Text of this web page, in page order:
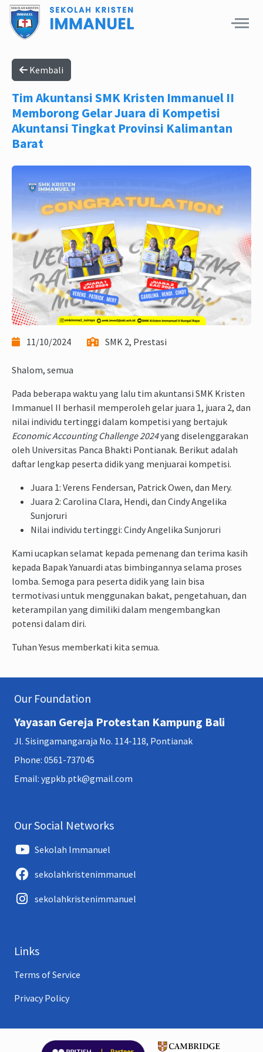
Kembali
Tim Akuntansi SMK Kristen Immanuel II
Memborong Gelar Juara di Kompetisi
Akuntansi Tingkat Provinsi Kalimantan
Barat
11/10/2024 SMK 2, Prestasi
Shalom, semua
Pada beberapa waktu yang lalu tim akuntansi SMK Kristen
Immanuel II berhasil memperoleh gelar juara 1, juara 2, dan
nilai individu tertinggi dalam kompetisi yang bertajuk
Economic Accounting Challenge 2024yang diselenggarakan
oleh Universitas Panca Bhakti Pontianak. Berikut adalah
daftar lengkap peserta didik yang menjuarai kompetisi.
Juara 1: Verens Fendersan, Patrick Owen, dan Mery.
Juara 2: Carolina Clara, Hendi, dan Cindy Angelika
Sunjoruri
Nilai individu tertinggi: Cindy Angelika Sunjoruri
Kami ucapkan selamat kepada pemenang dan terima kasih
kepada Bapak Yanuardi atas bimbingannya selama proses
lomba. Semoga para peserta didik yang lain bisa
termotivasi untuk menggunakan bakat, pengetahuan, dan
keterampilan yang dimiliki dalam mengembangkan
potensi dalam diri.
Tuhan Yesus memberkati kita semua.
Our Foundation
Yayasan Gereja Protestan Kampung Bali
Jl. Sisingamangaraja No. 114-118, Pontianak
Phone: 0561-737045
Email: ygpkb.ptk@gmail.com
Our Social Networks
Sekolah Immanuel
sekolahkristenimmanuel
sekolahkristenimmanuel
Links
Terms of Service
Privacy Policy